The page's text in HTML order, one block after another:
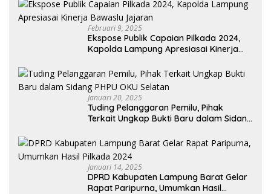
Februari 9, 2025
Ekspose Publik Capaian Pilkada 2024,
Kapolda Lampung Apresiasai Kinerja
Januari 20, 2025
Tuding Pelanggaran Pemilu, Pihak
Terkait Ungkap Bukti Baru dalam Sidang
Januari 14, 2025
DPRD Kabupaten Lampung Barat Gelar
Rapat Paripurna, Umumkan Hasil